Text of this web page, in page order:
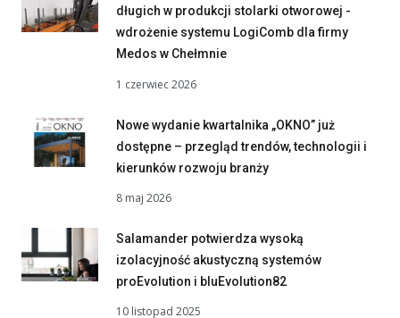
długich w produkcji stolarki otworowej -
wdrożenie systemu LogiComb dla firmy
Medos w Chełmnie
1 czerwiec 2026
Nowe wydanie kwartalnika „OKNO” już
dostępne – przegląd trendów, technologii i
kierunków rozwoju branży
8 maj 2026
Salamander potwierdza wysoką
izolacyjność akustyczną systemów
proEvolution i bluEvolution82
10 listopad 2025